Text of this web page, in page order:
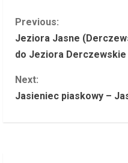
C
o
n
t
Previous:
Jeziora Jasne
do Jeziora Derczewskie
Next:
Jasieniec piaskowy –